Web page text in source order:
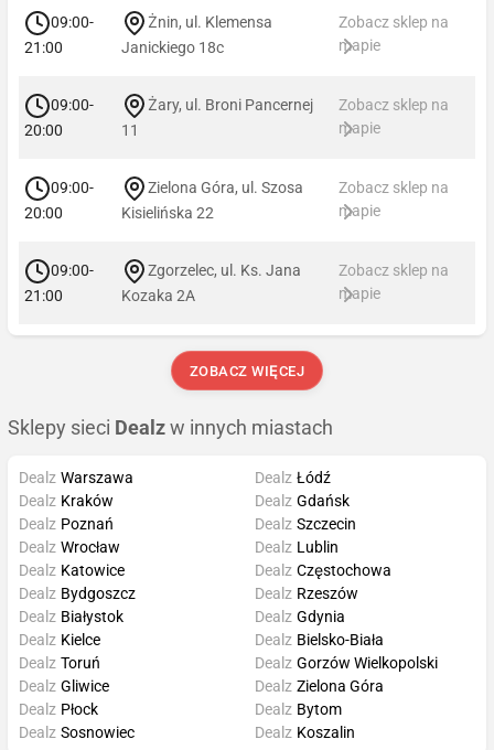
09:00-
21:00
Żnin, ul. Klemensa
Janickiego 18c
Zobacz sklep na
mapie
09:00-
20:00
Żary, ul. Broni Pancernej
11
Zobacz sklep na
mapie
09:00-
20:00
Zielona Góra, ul. Szosa
Kisielińska 22
Zobacz sklep na
mapie
09:00-
21:00
Zgorzelec, ul. Ks. Jana
Kozaka 2A
Zobacz sklep na
mapie
ZOBACZ WIĘCEJ
Sklepy sieci Dealz w innych miastach
Dealz Warszawa
Dealz Kraków
Dealz Poznań
Dealz Wrocław
Dealz Łódź
Dealz Gdańsk
Dealz Szczecin
Dealz Lublin
Dealz Katowice
Dealz Bydgoszcz
Dealz Białystok
Dealz Kielce
Dealz Częstochowa
Dealz Rzeszów
Dealz Gdynia
Dealz Bielsko-Biała
Dealz Toruń
Dealz Gliwice
Dealz Płock
Dealz Sosnowiec
Dealz Gorzów Wielkopolski
Dealz Zielona Góra
Dealz Bytom
Dealz Koszalin